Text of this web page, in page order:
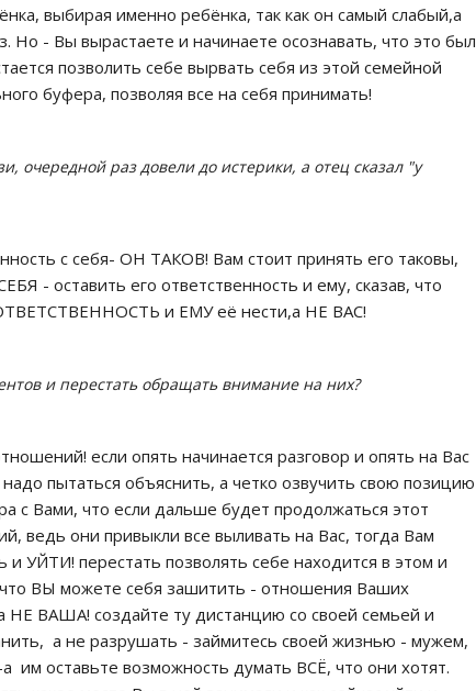
выбирая именно ребёнка, так как он самый слабый,а
Но - Вы вырастаете и начинаете осознавать, что это был
позволить себе вырвать себя из этой семейной
буфера, позволяя все на себя принимать!
очередной раз довели до истерики, а отец сказал "у
с себя- ОН ТАКОВ! Вам стоит принять его таковы,
- оставить его ответственность и ему, сказав, что
и ЕМУ её нести,а НЕ ВАС!
и перестать обращать внимание на них?
если опять начинается разговор и опять на Вас
пытаться объяснить, а четко озвучить свою позицию
с Вами, что если дальше будет продолжаться этот
ведь они привыкли все выливать на Вас, тогда Вам
УЙТИ! перестать позволять себе находится в этом и
что ВЫ можете себя зашитить - отношения Ваших
НЕ ВАША! создайте ту дистанцию со своей семьей и
а не разрушать - займитесь своей жизнью - мужем,
им оставьте возможность думать ВСЁ, что они хотят.